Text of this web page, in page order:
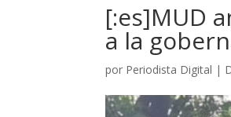
[:es]MUD
a la
por Periodista Digital |